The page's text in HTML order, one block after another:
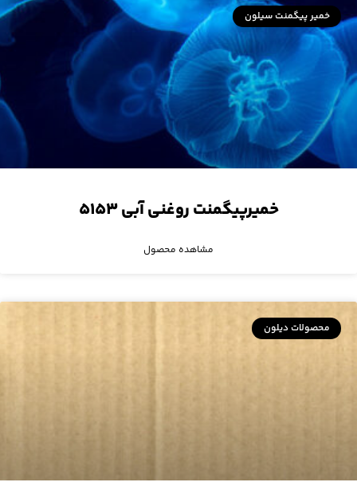
خمیر پیگمنت سیلون
خمیرپیگمنت روغنی آبی ۵۱۵۳
مشاهده محصول
محصولات دیلون